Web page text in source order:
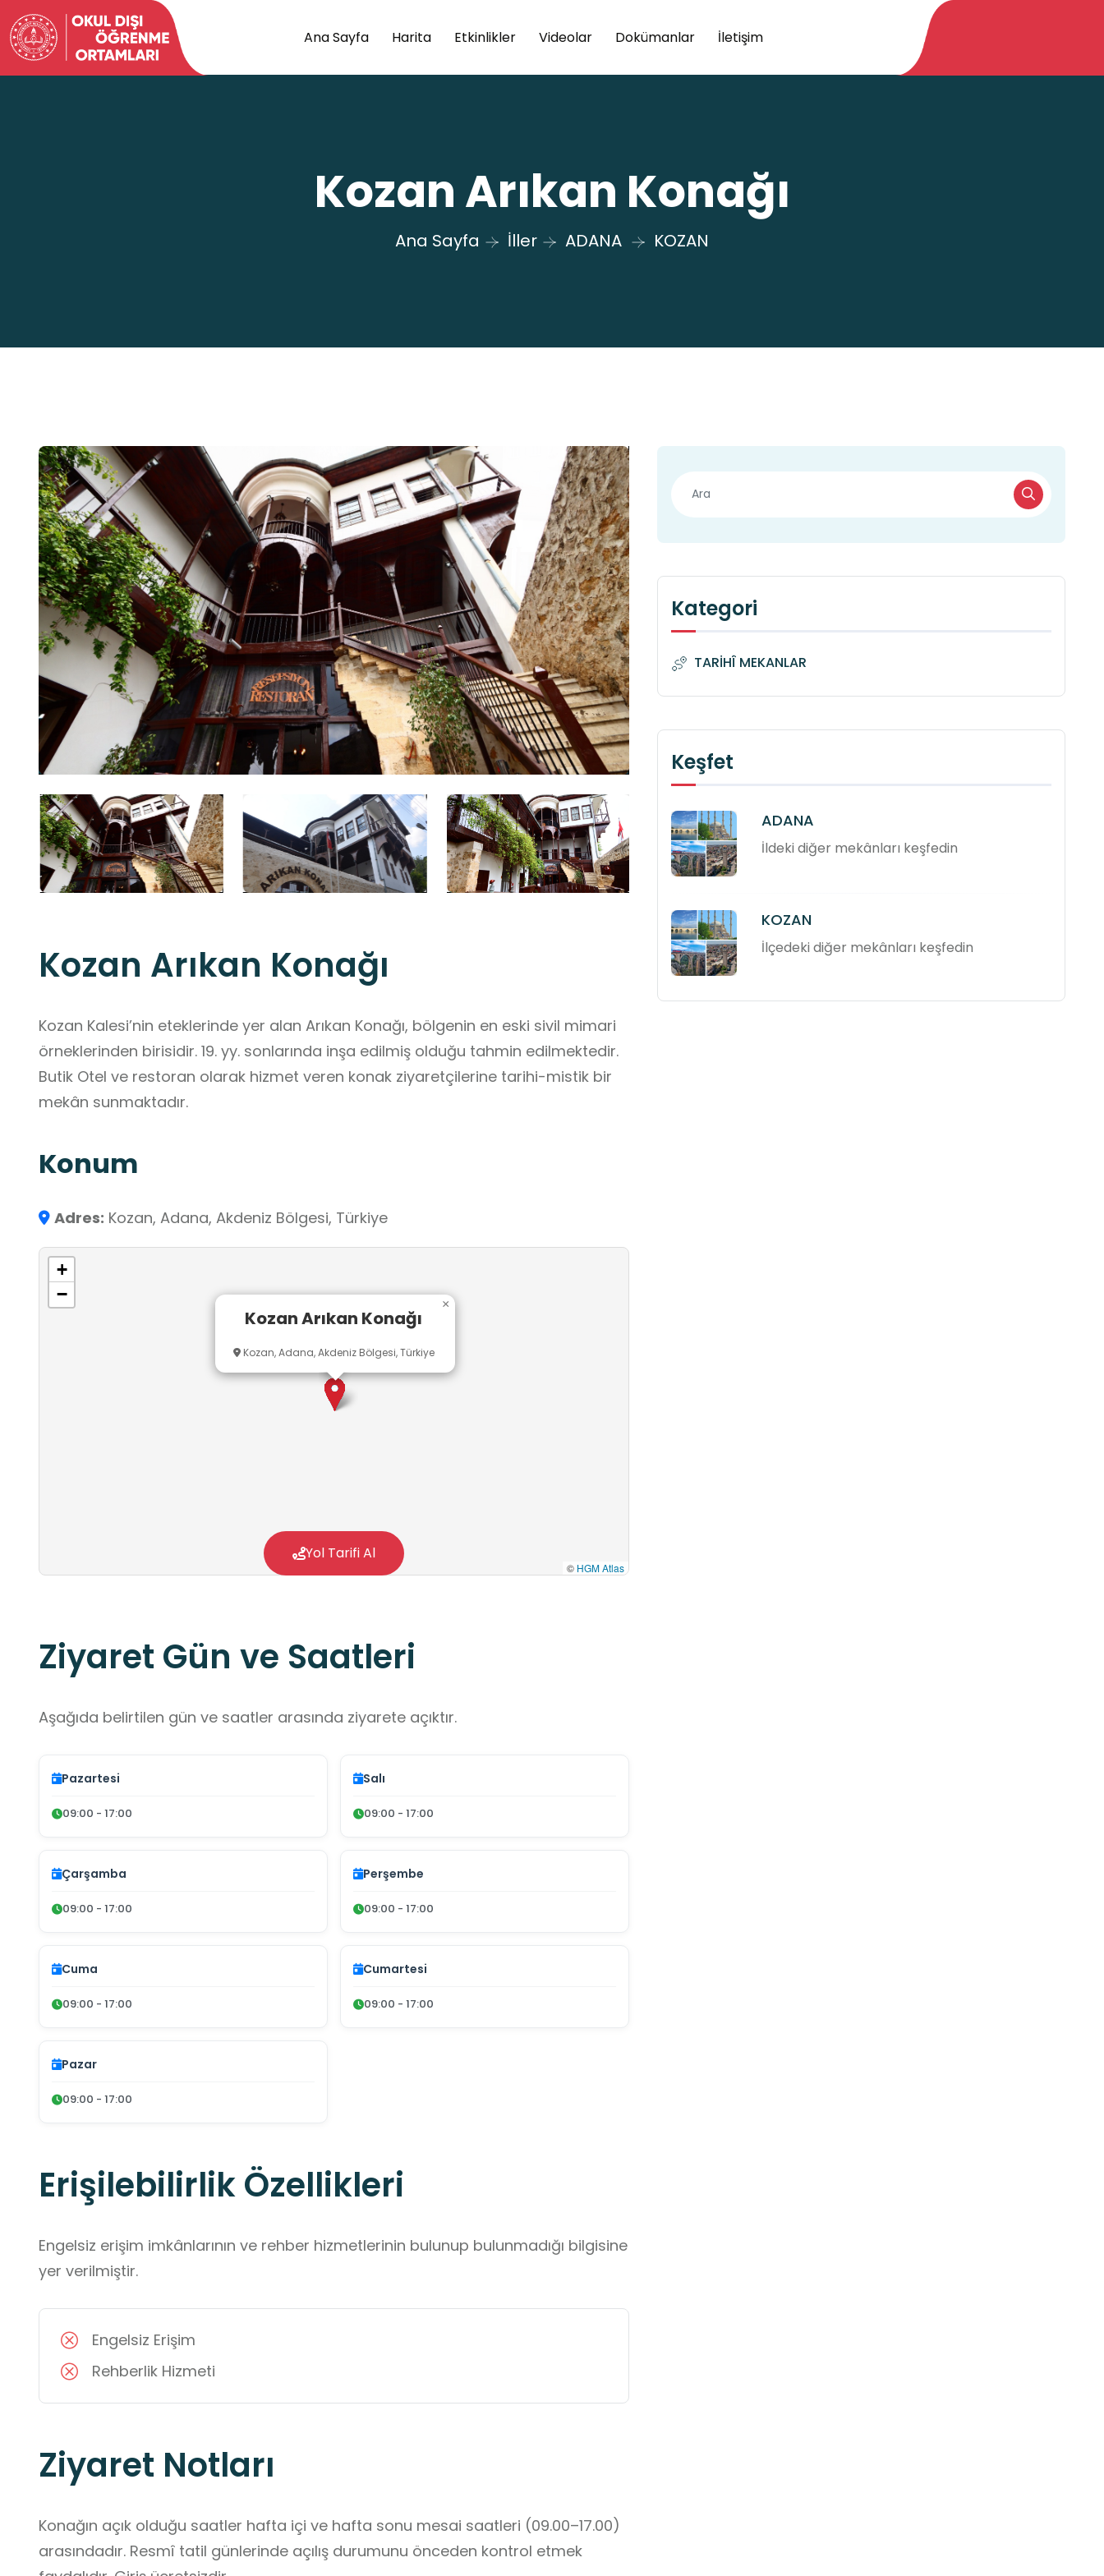
Ana Sayfa Harita Etkinlikler Videolar Dokümanlar İletişim
Kozan Arıkan Konağı
Ana Sayfa İller ADANA KOZAN
Kozan Arıkan Konağı
Kozan Kalesi’nin eteklerinde yer alan Arıkan Konağı, bölgenin en eski sivil mimari
örneklerinden birisidir. 19. yy. sonlarında inşa edilmiş olduğu tahmin edilmektedir.
Butik Otel ve restoran olarak hizmet veren konak ziyaretçilerine tarihi-mistik bir
mekân sunmaktadır.
Konum
Adres: Kozan, Adana, Akdeniz Bölgesi, Türkiye
Kozan Arıkan Konağı
Kozan, Adana, Akdeniz Bölgesi, Türkiye
×
+
−
© HGM Atlas
Yol Tarifi Al
Ziyaret Gün ve Saatleri
Aşağıda belirtilen gün ve saatler arasında ziyarete açıktır.
Pazartesi
09:00 - 17:00
Salı
09:00 - 17:00
Çarşamba
09:00 - 17:00
Perşembe
09:00 - 17:00
Cuma
09:00 - 17:00
Cumartesi
09:00 - 17:00
Pazar
09:00 - 17:00
Erişilebilirlik Özellikleri
Engelsiz erişim imkânlarının ve rehber hizmetlerinin bulunup bulunmadığı bilgisine
yer verilmiştir.
Engelsiz Erişim
Rehberlik Hizmeti
Ziyaret Notları
Konağın açık olduğu saatler hafta içi ve hafta sonu mesai saatleri (09.00–17.00)
arasındadır. Resmî tatil günlerinde açılış durumunu önceden kontrol etmek
Kategori
TARİHÎ MEKANLAR
Keşfet
ADANA
İldeki diğer mekânları keşfedin
KOZAN
İlçedeki diğer mekânları keşfedin